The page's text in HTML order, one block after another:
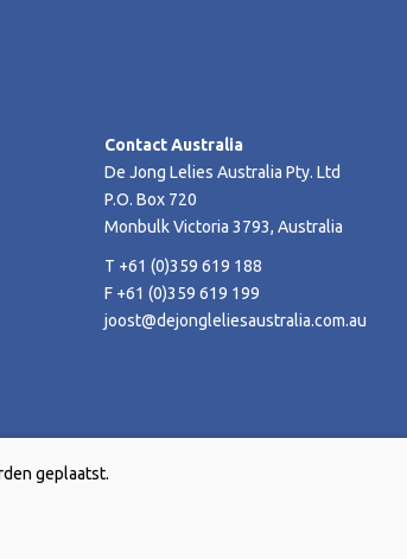
Contact Australia
De Jong Lelies Australia Pty. Ltd
P.O. Box 720
Monbulk Victoria 3793, Australia
T +61 (0)359 619 188
F +61 (0)359 619 199
joost@dejongleliesaustralia.com.au
geplaatst.